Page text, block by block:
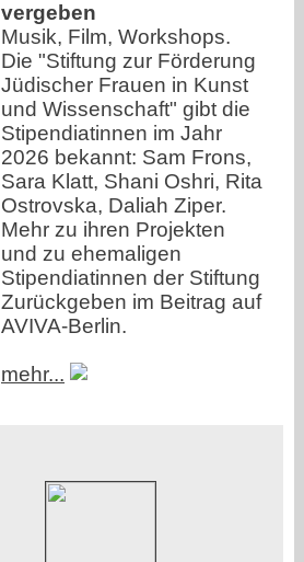
vergeben
Musik, Film, Workshops.
Die "Stiftung zur Förderung
Jüdischer Frauen in Kunst
und Wissenschaft" gibt die
Stipendiatinnen im Jahr
2026 bekannt: Sam Frons,
Sara Klatt, Shani Oshri, Rita
Ostrovska, Daliah Ziper.
Mehr zu ihren Projekten
und zu ehemaligen
Stipendiatinnen der Stiftung
Zurückgeben im Beitrag auf
AVIVA-Berlin.
mehr...